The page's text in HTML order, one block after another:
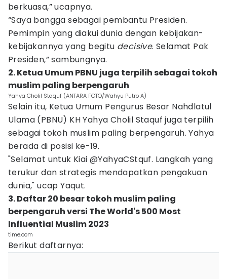
berkuasa,” ucapnya.
“Saya bangga sebagai pembantu Presiden.
Pemimpin yang diakui dunia dengan kebijakan-
kebijakannya yang begitu decisive. Selamat Pak
Presiden,” sambungnya.
2. Ketua Umum PBNU juga terpilih sebagai tokoh
muslim paling berpengaruh
Yahya Cholil Staquf (ANTARA FOTO/Wahyu Putro A)
Selain itu, Ketua Umum Pengurus Besar Nahdlatul
Ulama (PBNU) KH Yahya Cholil Staquf juga terpilih
sebagai tokoh muslim paling berpengaruh. Yahya
berada di posisi ke-19.
"Selamat untuk Kiai @YahyaCStquf. Langkah yang
terukur dan strategis mendapatkan pengakuan
dunia," ucap Yaqut.
3. Daftar 20 besar tokoh muslim paling
berpengaruh versi The World's 500 Most
Influential Muslim 2023
time.com
Berikut daftarnya: